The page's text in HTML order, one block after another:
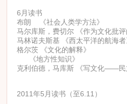
6月读书
布朗 《社会人类学方法》
马尔库斯，费切尔 《作为文化批
马林诺夫斯基 《西太平洋的航海
格尔茨 《文化的解释》
《地方性知识》
克利伯德，马库斯 《写文化——民
2011年5月读书（至6.11）